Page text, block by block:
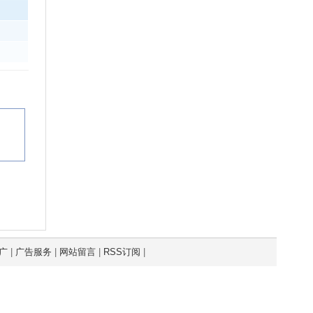
| 广告服务 网站留言| RSS订阅